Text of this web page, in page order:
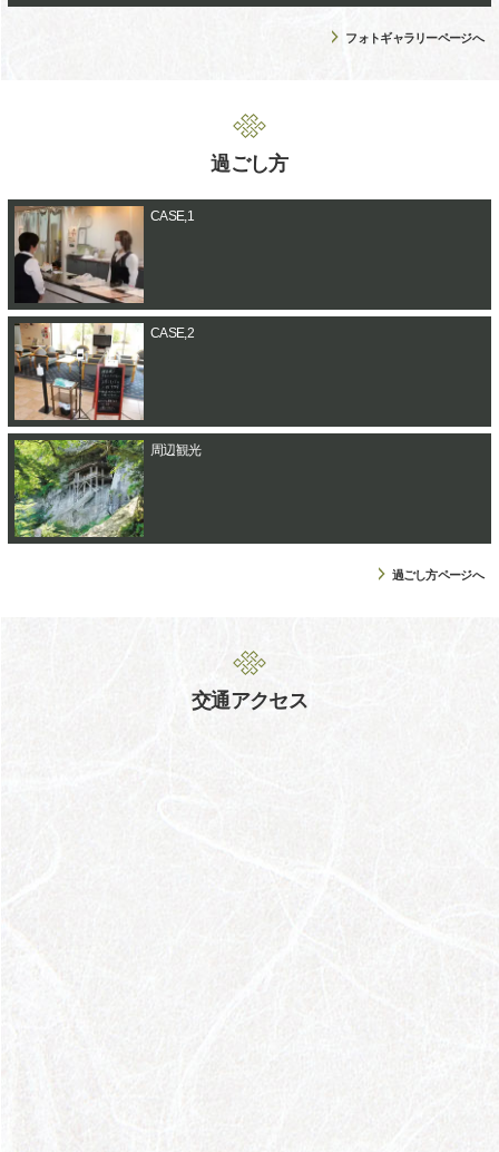
フォトギャラリーページへ
過ごし方
CASE,1
CASE,2
周辺観光
過ごし方ページへ
交通アクセス